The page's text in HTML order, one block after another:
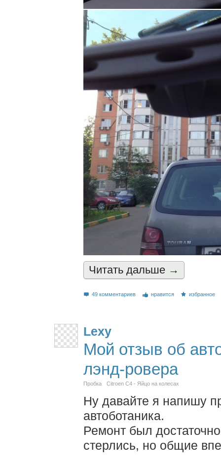
Читать дальшe →
49 комментариев нравится избранное
Lexy
Мой отзыв об
лэнд-ровера
Пробка Citroen C4 - Яйцо на колесах
Ну давайте я напишу
автоботаника.
Ремонт был
стерлись, но общие